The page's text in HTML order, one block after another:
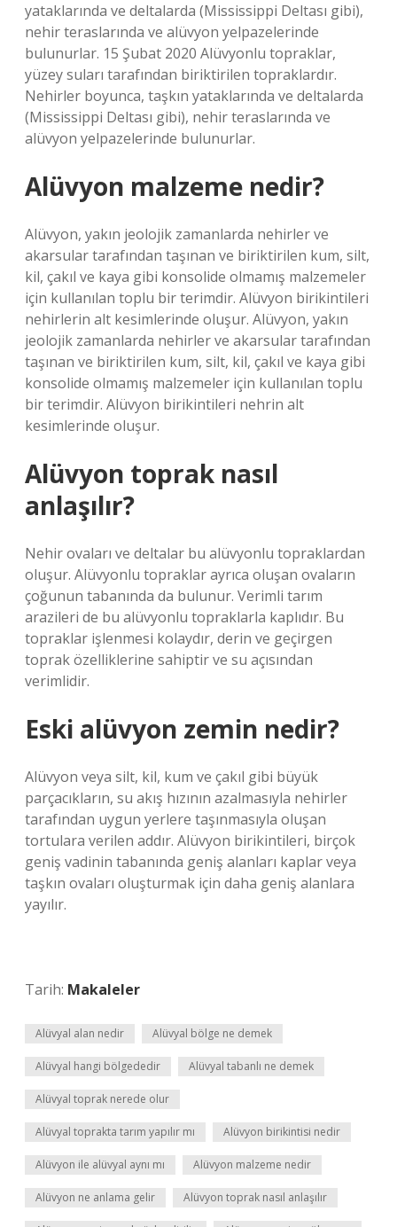
yataklarında ve deltalarda (Mississippi Deltası gibi),
nehir teraslarında ve alüvyon yelpazelerinde
bulunurlar. 15 Şubat 2020 Alüvyonlu topraklar,
yüzey suları tarafından biriktirilen topraklardır.
Nehirler boyunca, taşkın yataklarında ve deltalarda
(Mississippi Deltası gibi), nehir teraslarında ve
alüvyon yelpazelerinde bulunurlar.
Alüvyon malzeme nedir?
Alüvyon, yakın jeolojik zamanlarda nehirler ve
akarsular tarafından taşınan ve biriktirilen kum, silt,
kil, çakıl ve kaya gibi konsolide olmamış malzemeler
için kullanılan toplu bir terimdir. Alüvyon birikintileri
nehirlerin alt kesimlerinde oluşur. Alüvyon, yakın
jeolojik zamanlarda nehirler ve akarsular tarafından
taşınan ve biriktirilen kum, silt, kil, çakıl ve kaya gibi
konsolide olmamış malzemeler için kullanılan toplu
bir terimdir. Alüvyon birikintileri nehrin alt
kesimlerinde oluşur.
Alüvyon toprak nasıl
anlaşılır?
Nehir ovaları ve deltalar bu alüvyonlu topraklardan
oluşur. Alüvyonlu topraklar ayrıca oluşan ovaların
çoğunun tabanında da bulunur. Verimli tarım
arazileri de bu alüvyonlu topraklarla kaplıdır. Bu
topraklar işlenmesi kolaydır, derin ve geçirgen
toprak özelliklerine sahiptir ve su açısından
verimlidir.
Eski alüvyon zemin nedir?
Alüvyon veya silt, kil, kum ve çakıl gibi büyük
parçacıkların, su akış hızının azalmasıyla nehirler
tarafından uygun yerlere taşınmasıyla oluşan
tortulara verilen addır. Alüvyon birikintileri, birçok
geniş vadinin tabanında geniş alanları kaplar veya
taşkın ovaları oluşturmak için daha geniş alanlara
yayılır.
Tarih: Makaleler
Alüvyal alan nedir Alüvyal bölge ne demek
Alüvyal hangi bölgededir Alüvyal tabanlı ne demek
Alüvyal toprak nerede olur
Alüvyal toprakta tarım yapılır mı Alüvyon birikintisi nedir
Alüvyon ile alüvyal aynı mı Alüvyon malzeme nedir
Alüvyon ne anlama gelir Alüvyon toprak nasıl anlaşılır